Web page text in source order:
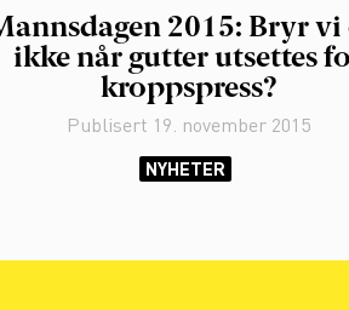
2015: Bryr vi
ikke når gutter utsettes
kroppspress?
Publisert 19. november 2015
NYHETER